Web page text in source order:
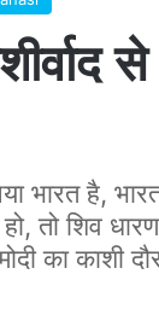
भारत है,
तो शिव
का काशी